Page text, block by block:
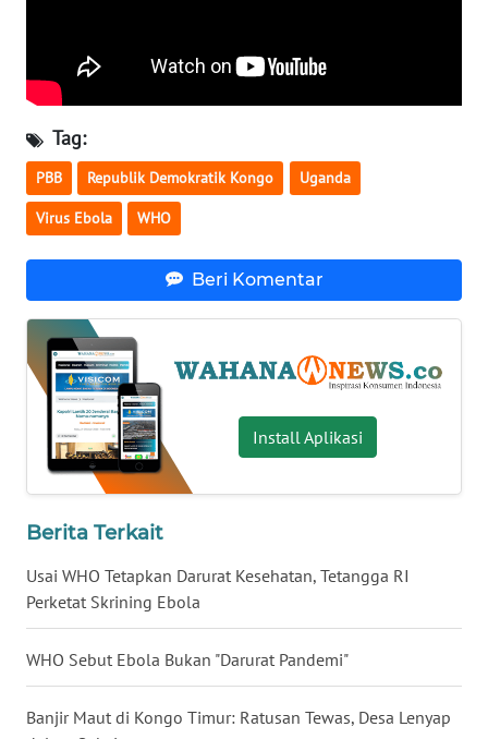
Tag:
PBB Republik Demokratik Kongo Uganda
Virus Ebola WHO
Beri Komentar
Install Aplikasi
Berita Terkait
Usai WHO Tetapkan Darurat Kesehatan, Tetangga RI
Perketat Skrining Ebola
WHO Sebut Ebola Bukan "Darurat Pandemi"
Banjir Maut di Kongo Timur: Ratusan Tewas, Desa Lenyap
SULTENG
WN
SULBAR
BABEL
WN
SUMBAR
WN
SUMSEL
WN
WN
LAMPUNG
WN
JATENG